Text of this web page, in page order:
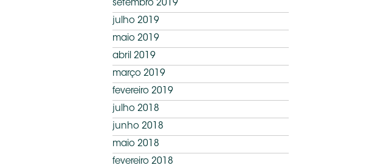
setembro 2019
julho 2019
maio 2019
abril 2019
março 2019
fevereiro 2019
julho 2018
junho 2018
maio 2018
fevereiro 2018